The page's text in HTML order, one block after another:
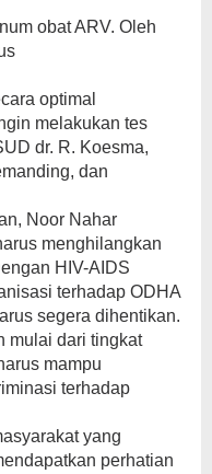
obat ARV. Oleh
optimal
melakukan tes
dr. R. Koesma,
dan
Noor Nahar
menghilangkan
HIV-AIDS
terhadap ODHA
segera dihentikan.
mulai dari tingkat
mampu
terhadap
yang
perhatian